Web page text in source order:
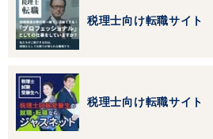
税理士向け転職サイト
税理士向け転職サイト